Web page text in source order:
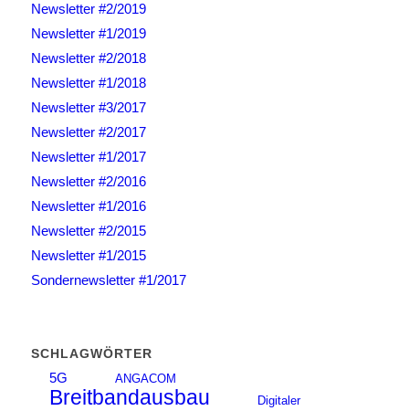
Newsletter #2/2019
Newsletter #1/2019
Newsletter #2/2018
Newsletter #1/2018
Newsletter #3/2017
Newsletter #2/2017
Newsletter #1/2017
Newsletter #2/2016
Newsletter #1/2016
Newsletter #2/2015
Newsletter #1/2015
Sondernewsletter #1/2017
SCHLAGWÖRTER
5G ANGACOM
Breitbandausbau
Digitaler